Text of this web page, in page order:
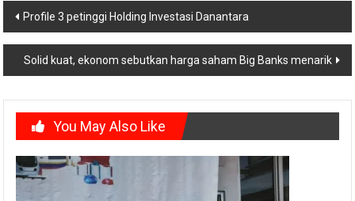
Post
navigation
Profile 3 petinggi Holding Investasi Danantara
Solid kuat, ekonom sebutkan harga saham Big Banks menarik
You May Also Like